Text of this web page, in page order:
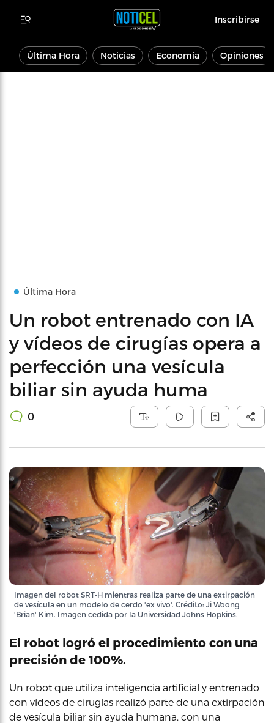
Inscribirse
Última Hora Noticias Economía Opiniones
Última Hora
Un robot entrenado con IA
y vídeos de cirugías opera a
perfección una vesícula
biliar sin ayuda huma
0
Imagen del robot SRT-H mientras realiza parte de una extirpación
de vesícula en un modelo de cerdo 'ex vivo'. Crédito: Ji Woong
'Brian' Kim. Imagen cedida por la Universidad Johns Hopkins.
El robot logró el procedimiento con una
precisión de 100%.
Un robot que utiliza inteligencia artificial y entrenado
con vídeos de cirugías realizó parte de una extirpación
de vesícula biliar sin ayuda humana, con una